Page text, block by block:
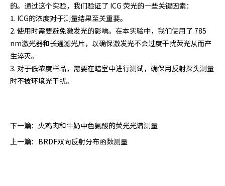
的。通过这个实验，我们验证了 ICG 荧光的一些关键因素：
1. ICG的浓度对于测量结果至关重要。
2. 使用时需要避免激发光的影响。在本实验中，我们使用了 785
nm激光器和长通滤光片，以确保激发光不会过度干扰荧光从而产
生淬灭。
3. 对于低浓度样品，需要在暗室中进行测试，确保用反射探头测量
时不被环境光干扰。
下一篇： 火鸡肉和牛奶中色氨酸的荧光光谱测量
上一篇： BRDF双向反射分布函数测量